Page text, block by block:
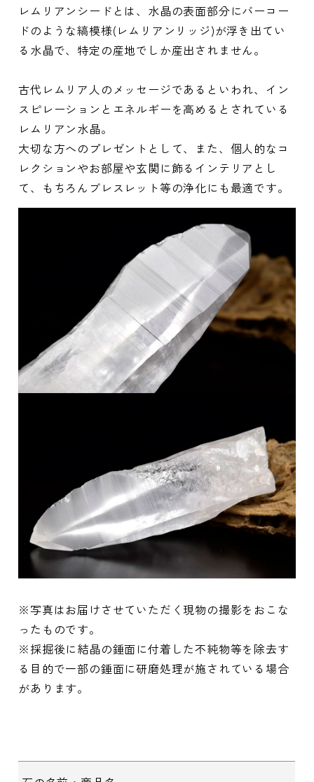
レムリアンシードとは、水晶の表面部分にバーコー
ドのような縞模様(レムリアンリッジ)が浮き出てい
る水晶で、特定の産地でしか産出されません。
古代レムリア人のメッセージであるといわれ、イン
スピレーションとエネルギーを高めるとされている
レムリアン水晶。
大切な方へのプレゼントとして、また、個人的なコ
レクションやお部屋や玄関に飾るインテリアとし
て、もちろんブレスレット等の浄化にも最適です。
※写真はお届けさせていただく現物の撮影をおこな
ったものです。
※採掘後に結晶の錘面に付着した不純物等を除去す
る目的で一部の錘面に研磨処理が施されている場合
があります。